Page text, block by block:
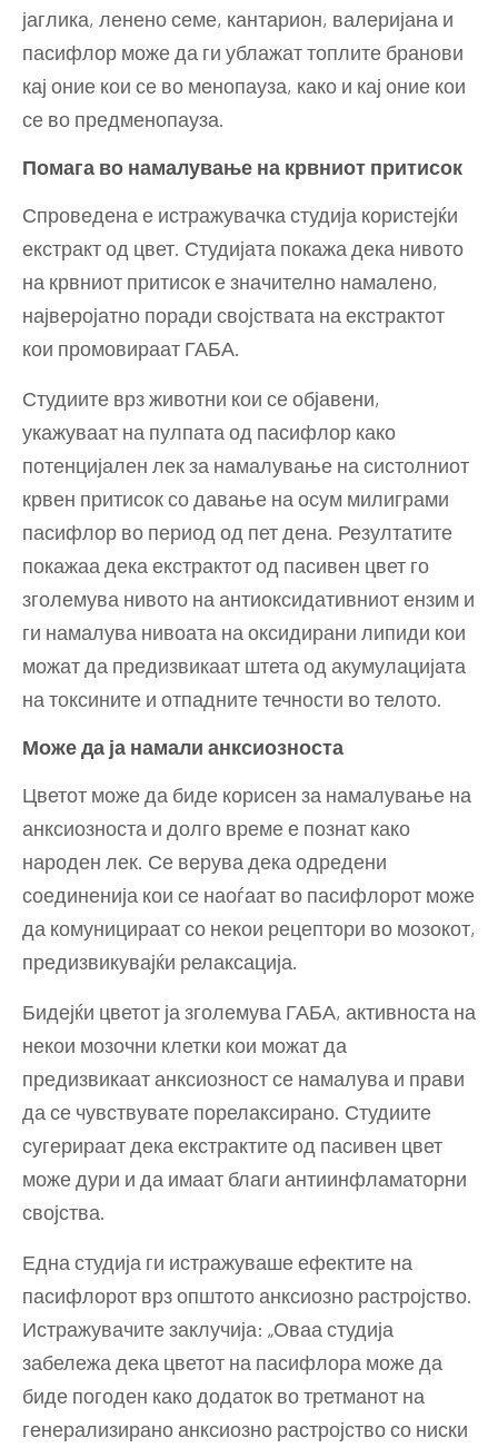
јаглика, ленено семе, кантарион, валеријана и
пасифлор може да ги ублажат топлите бранови
кај оние кои се во менопауза, како и кај оние кои
се во предменопауза.
Помага во намалување на крвниот притисок
Спроведена е истражувачка студија користејќи
екстракт од цвет. Студијата покажа дека нивото
на крвниот притисок е значително намалено,
најверојатно поради својствата на екстрактот
кои промовираат ГАБА.
Студиите врз животни кои се објавени,
укажуваат на пулпата од пасифлор како
потенцијален лек за намалување на систолниот
крвен притисок со давање на осум милиграми
пасифлор во период од пет дена. Резултатите
покажаа дека екстрактот од пасивен цвет го
зголемува нивото на антиоксидативниот ензим и
ги намалува нивоата на оксидирани липиди кои
можат да предизвикаат штета од акумулацијата
на токсините и отпадните течности во телото.
Може да ја намали анксиозноста
Цветот може да биде корисен за намалување на
анксиозноста и долго време е познат како
народен лек. Се верува дека одредени
соединенија кои се наоѓаат во пасифлорот може
да комуницираат со некои рецептори во мозокот,
предизвикувајќи релаксација.
Бидејќи цветот ја зголемува ГАБА, активноста на
некои мозочни клетки кои можат да
предизвикаат анксиозност се намалува и прави
да се чувствувате порелаксирано. Студиите
сугерираат дека екстрактите од пасивен цвет
може дури и да имаат благи антиинфламаторни
својства.
Една студија ги истражуваше ефектите на
пасифлорот врз општото анксиозно растројство.
Истражувачите заклучија: „Оваа студија
забележа дека цветот на пасифлора може да
биде погоден како додаток во третманот на
генерализирано анксиозно растројство со ниски